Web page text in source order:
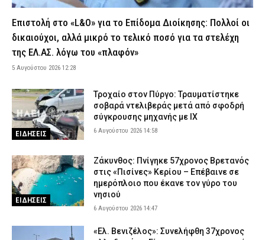
Προφυλακίστηκε ο 44χρονος που συνελήφθη για εμπρησμό
στην Κεφαλονιά – Μεταφέρεται στις φυλακές Αγίου Στεφάνου
ΑΣΤΥΝΟΜΙΑ 6 Αυγούστου 2026 09:06
Απεγκλωβίστηκαν δύο ένοικοι (βίντεο)
ΕΙΔΗΣΕΙΣ 6 Αυγούστου 2026 08:54
H πολύτιμη συνδρομή των Ενόπλων Δυνάμεων στη φωτιά της
Δυτικής Αττικής – Επιχειρήσεις πυρόσβεσης και στοχευμένες
ΑΜΥΝΑ 6 Αυγούστου 2026 08:42
Πολύ υψηλός κίνδυνος πυρκαγιάς σήμερα σε Αττική, Εύβοια και
Βοιωτία (χάρτης)
6 Αυγούστου 2026 08:30
Τροχαίο στον Τύρναβο: Μετωπική σύγκρουση δύο ΙΧ – Σε
Επιστολή στο «L&O» για το Επίδομα Διοίκησης: Πολλοί οι
δικαιούχοι, αλλά μικρό το τελικό ποσό για τα στελέχη
της ΕΛ.ΑΣ. λόγω του «πλαφόν»
5 Αυγούστου 2026 12:28
ΕΙΔΗΣΕΙΣ
Τροχαίο στον Πύργο: Τραυματίστηκε
σοβαρά ντελιβεράς μετά από σφοδρή
σύγκρουσης μηχανής με ΙΧ
6 Αυγούστου 2026 14:58
ΕΙΔΗΣΕΙΣ
Ζάκυνθος: Πνίγηκε 57χρονος Βρετανός
στις «Πισίνες» Κερίου – Επέβαινε σε
ημερόπλοιο που έκανε τον γύρο του
νησιού
6 Αυγούστου 2026 14:47
«Ελ. Βενιζέλος»: Συνελήφθη 37χρονος